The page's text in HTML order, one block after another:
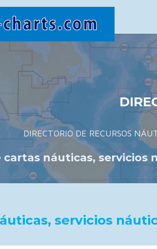
DIRECTORIO DE RECURSOS
cartas náuticas,
servicios